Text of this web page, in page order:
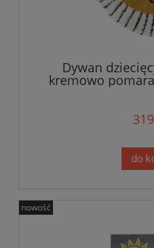
Dywan
kremowo
włos
do
nowość